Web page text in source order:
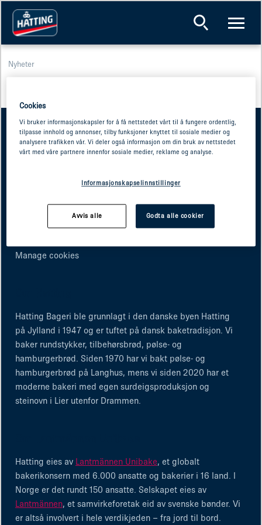
Nyheter
Våre produkter
Cookie policy
Manage cookies
Hatting Bageri ble grunnlagt i den danske byen Hatting
på Jylland i 1947 og er tuftet på dansk baketradisjon. Vi
baker rundstykker, tilbehørsbrød, pølse- og
hamburgerbrød. Siden 1970 har vi bakt pølse- og
hamburgerbrød på Langhus, mens vi siden 2020 har et
moderne bakeri med egen surdeigsproduksjon og
steinovn i Lier utenfor Drammen.
Hatting eies av Lantmännen Unibake, et globalt
bakerikonsern med 6.000 ansatte og bakerier i 16 land. I
Norge er det rundt 150 ansatte. Selskapet eies av
Lantmännen, et samvirkeforetak eid av svenske bønder. Vi
er altså involvert i hele verdikjeden – fra jord til bord.
Cookies
Vi bruker informasjonskapsler for å få nettstedet vårt til å fungere ordentlig,
tilpasse innhold og annonser, tilby funksjoner knyttet til sosiale medier og
analysere trafikken vår. Vi deler også informasjon om din bruk av nettstedet
vårt med våre partnere innenfor sosiale medier, reklame og analyse.
Informasjonskapselinnstillinger
Avvis alle Godta alle cookier